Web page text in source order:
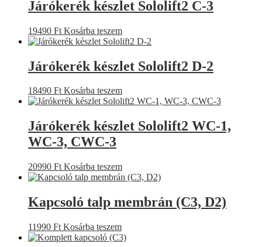
Járókerék készlet Sololift2 C-3
19490 Ft Kosárba teszem
Járókerék készlet Sololift2 D-2
18490 Ft Kosárba teszem
Járókerék készlet Sololift2 WC-1,
WC-3, CWC-3
20990 Ft Kosárba teszem
Kapcsoló talp membrán (C3, D2)
11990 Ft Kosárba teszem